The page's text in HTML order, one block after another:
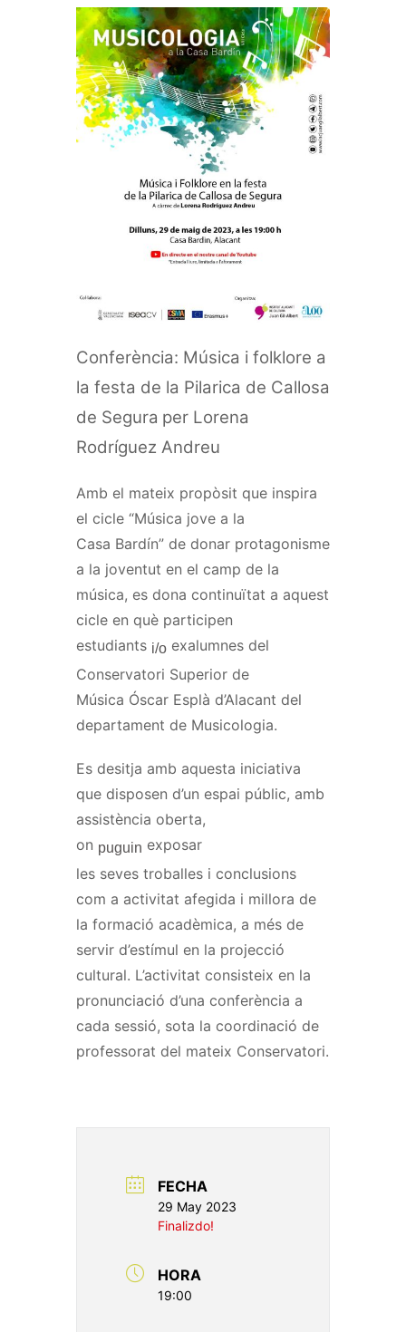
Conferència: Música i folklore a
la festa de la Pilarica de Callosa
de Segura per Lorena
Rodríguez Andreu
Amb el mateix propòsit que inspira
el cicle “Música jove a la
Casa Bardín” de donar protagonisme
a la joventut en el camp de la
música, es dona continuïtat a aquest
cicle en què participen
estudiants i/o exalumnes del
Conservatori Superior de
Música Óscar Esplà d’Alacant del
departament de Musicologia.
Es desitja amb aquesta iniciativa
que disposen d’un espai públic, amb
assistència oberta,
on puguin exposar
les seves troballes i conclusions
com a activitat afegida i millora de
la formació acadèmica, a més de
servir d’estímul en la projecció
cultural. L’activitat consisteix en la
pronunciació d’una conferència a
cada sessió, sota la coordinació de
professorat del mateix Conservatori.
FECHA
29 May 2023
Finalizdo!
HORA
19:00